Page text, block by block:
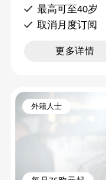
最高可至40岁
取消月度订阅
更多详情
外籍人士